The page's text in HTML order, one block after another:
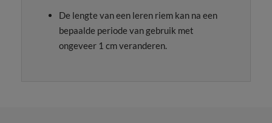
De lengte van een leren riem kan na een
bepaalde periode van gebruik met
ongeveer 1 cm veranderen.